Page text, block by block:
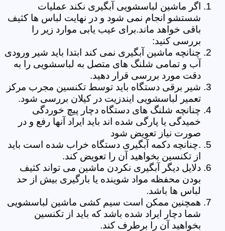
اگر ماشین لباسشویی آبگیری نکند عملیات
شستشو انجام نمی شود و در نهایت لباس ها کثیف
باقی خواهد ماند.برای عیب یابی موارد زیر را
بررسی کنید:
چنانچه ماشین آبگیری نمی کند ابتدا باید شیر ورودی
آب و تمامی شلنگ های متصل به لباسشویی را به
دقت مورد بررسی قرار دهید.
شیر برقی دستگاه باید توسط تکنسین مجرب مرکز
تعمیر لباسشویی ایندزیت در کیلان بررسی شود.
چنانچه شلنگ های دستگاه دچار پیچ خوردگی
خمیدگی یا پارگی شده اند باید ایراد آنها رفع و در
صورت نیاز تعویض شود
.چنانچه دکمه آبگیری دستگاه خراب شده است باید
از تکنسین بخواهید آن را تعویض کند.
دلایل دیگر آبگیری نکردن ماشین می تواند کثیف
بودن محفظه مواد شوینده یا بارگیری بیش از حد
لباس ها باشد.
همچنین ممکن است سیم کشی ماشین لباسشویی
شما دچار ایراد شده باشد که باید از تکنسین
بخواهید آن را برطرف کند.